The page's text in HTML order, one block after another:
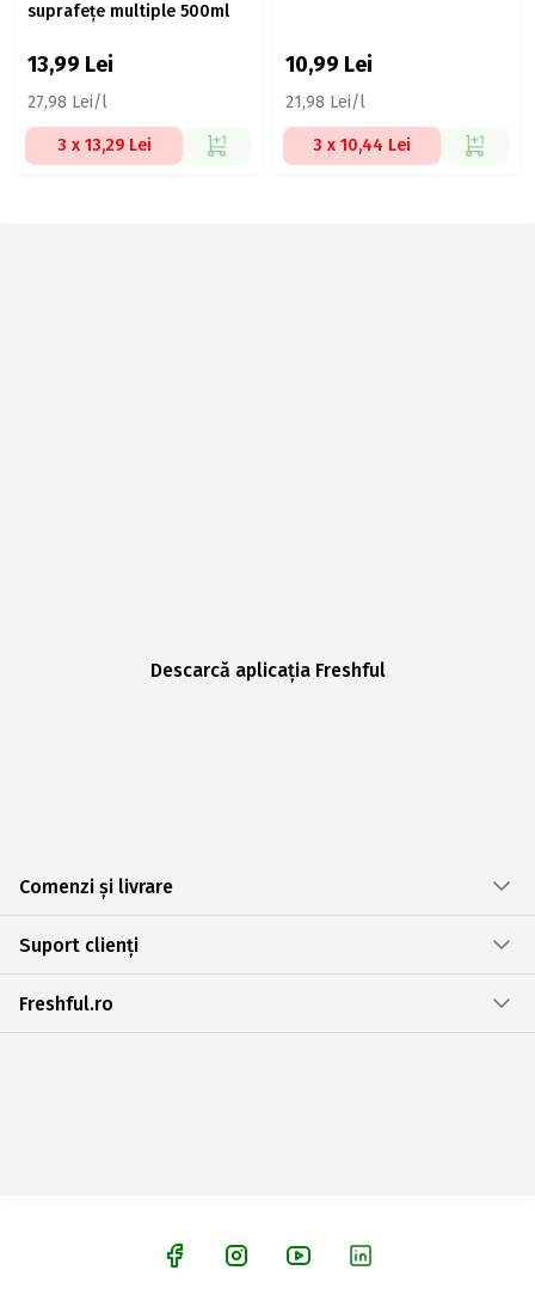
suprafețe multiple 500ml
13,99 Lei
27,98 Lei/l
3 x 13,29 Lei
10,99 Lei
21,98 Lei/l
3 x 10,44 Lei
Descarcă aplicația Freshful
Comenzi și livrare
Suport clienți
Freshful.ro